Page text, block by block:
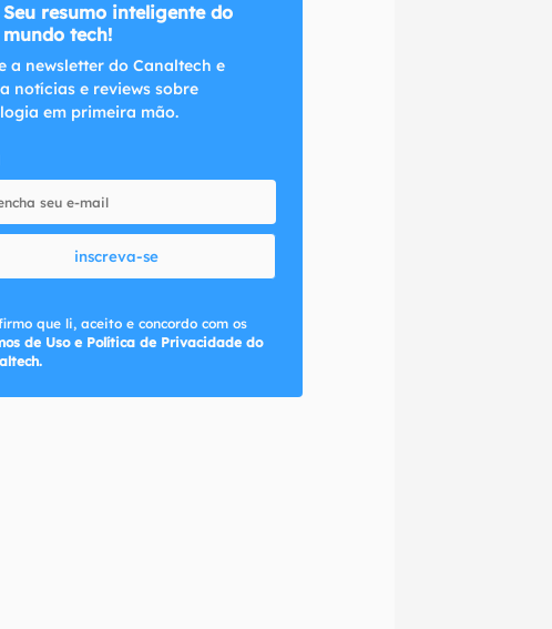
Seu resumo inteligente do
mundo tech!
a newsletter do Canaltech e
notícias e reviews sobre
em primeira mão.
inscreva-se
que li, aceito e concordo com os
de Uso e Política de Privacidade do